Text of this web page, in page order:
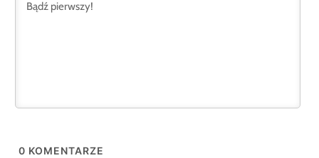
0 KOMENTARZE